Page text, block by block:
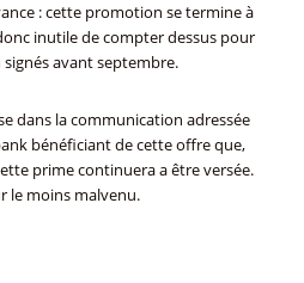
: cette promotion se termine à
inutile de compter dessus pour
avant septembre.
dans la communication adressée
bénéficiant de cette offre que,
prime continuera a être versée.
le moins malvenu.